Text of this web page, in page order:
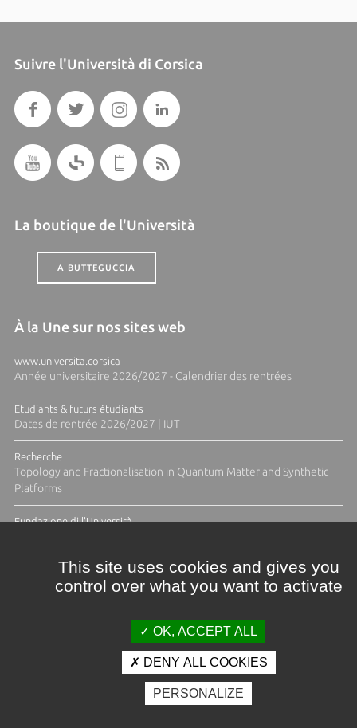
Suivre l'Università di Corsica
La boutique de l'Università
A BUTTEGUCCIA
À la Une sur nos sites web
www.universita.corsica
Année universitaire 2026/2027 - Calendrier des rentrées
Etudiants & futurs étudiants
Dates de rentrée 2026/2027 | IUT
Recherche
Topology and Fractionalisation in Quantum Matter and Synthetic
Platforms
Fundazione di l'Università
Crédits et mentions légales
Espace presse
Photothèque
This site uses cookies and gives you
control over what you want to activate
OK, ACCEPT ALL
DENY ALL COOKIES
PERSONALIZE